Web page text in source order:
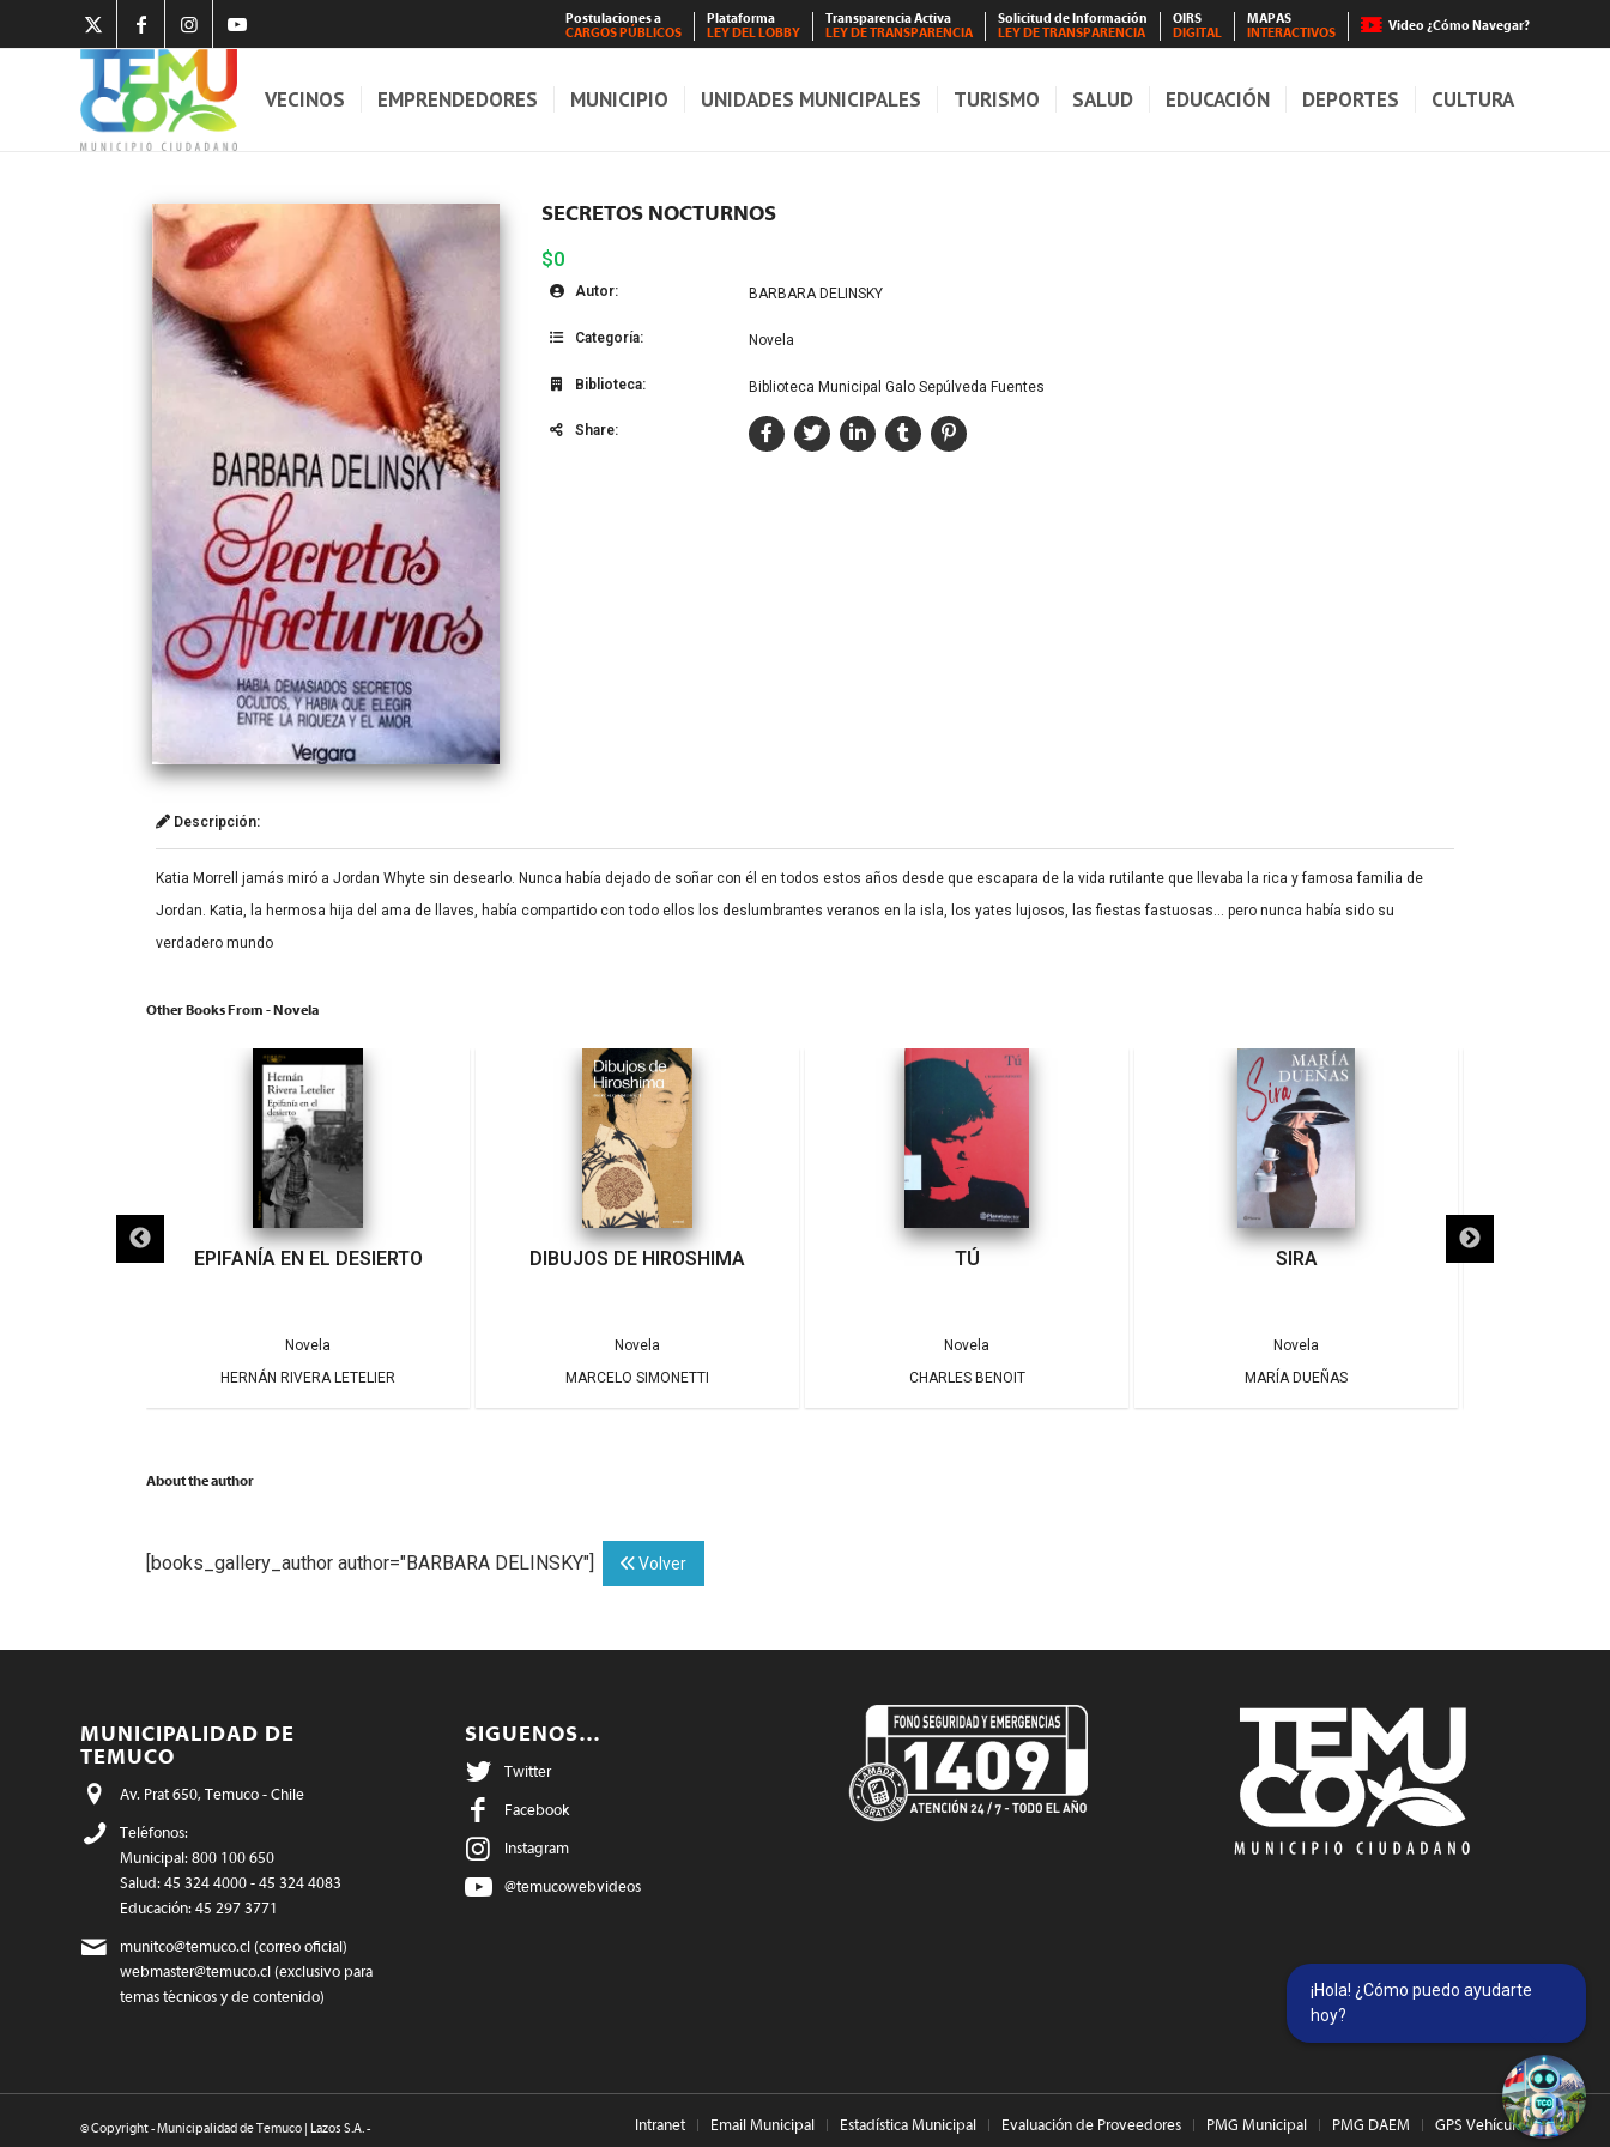
Postulaciones a
CARGOS PÚBLICOS
Plataforma
LEY DEL LOBBY
Transparencia Activa
LEY DE TRANSPARENCIA
Solicitud de Información
LEY DE TRANSPARENCIA
OIRS
DIGITAL
MAPAS
INTERACTIVOS
Video ¿Cómo Navegar?
VECINOS EMPRENDEDORES MUNICIPIO UNIDADES MUNICIPALES TURISMO SALUD EDUCACIÓN DEPORTES CULTURA
SECRETOS NOCTURNOS
$0
Autor: BARBARA DELINSKY
Categoría: Novela
Biblioteca: Biblioteca Municipal Galo Sepúlveda Fuentes
Share:
Descripción:
Katia Morrell jamás miró a Jordan Whyte sin desearlo. Nunca había dejado de soñar con él en todos estos años desde que escapara de la vida rutilante que llevaba la rica y famosa familia de
Jordan. Katia, la hermosa hija del ama de llaves, había compartido con todo ellos los deslumbrantes veranos en la isla, los yates lujosos, las fiestas fastuosas… pero nunca había sido su
verdadero mundo
Other Books From - Novela
EPIFANÍA EN EL DESIERTO
Novela
HERNÁN RIVERA LETELIER
DIBUJOS DE HIROSHIMA
Novela
MARCELO SIMONETTI
TÚ
Novela
CHARLES BENOIT
SIRA
Novela
MARÍA DUEÑAS
About the author
[books_gallery_author author="BARBARA DELINSKY"] Volver
MUNICIPALIDAD DE
TEMUCO
Av. Prat 650, Temuco - Chile
Teléfonos:
Municipal: 800 100 650
Salud: 45 324 4000 - 45 324 4083
Educación: 45 297 3771
munitco@temuco.cl (correo oficial)
webmaster@temuco.cl (exclusivo para
temas técnicos y de contenido)
SIGUENOS…
Twitter
Facebook
Instagram
@temucowebvideos
© Copyright - Municipalidad de Temuco | Lazos S.A. - Intranet Email Municipal Estadística Municipal Evaluación de Proveedores PMG Municipal PMG DAEM GPS Vehículos
¡Hola! ¿Cómo puedo ayudarte
hoy?